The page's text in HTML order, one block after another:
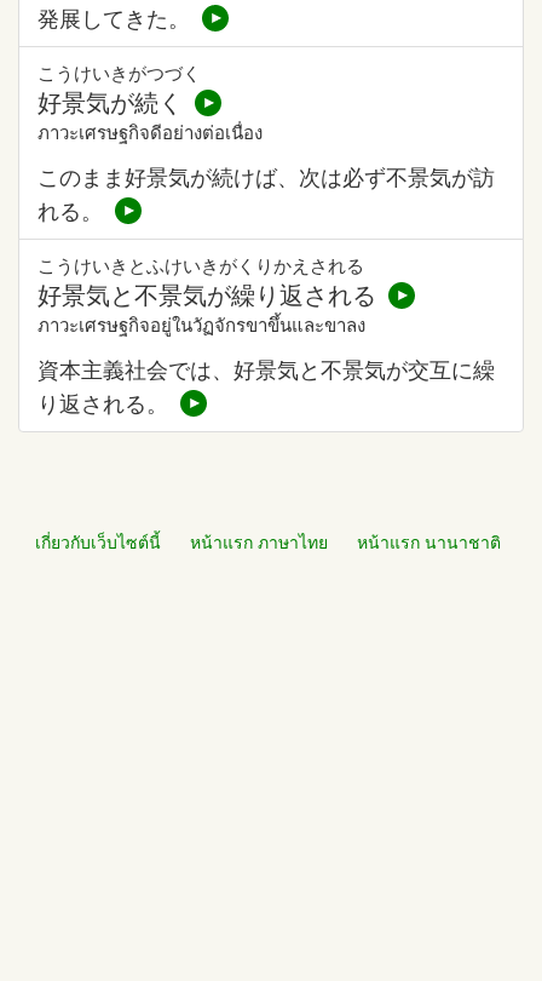
発展してきた。
こうけいきがつづく
好景気が続く
ภาวะเศรษฐกิจดีอย่างต่อเนื่อง
このまま好景気が続けば、次は必ず不景気が訪
れる。
こうけいきとふけいきがくりかえされる
好景気と不景気が繰り返される
ภาวะเศรษฐกิจอยู่ในวัฏจักรขาขึ้นและขาลง
資本主義社会では、好景気と不景気が交互に繰
り返される。
เกี่ยวกับเว็บไซต์นี้ หน้าแรก ภาษาไทย หน้าแรก นานาชาติ